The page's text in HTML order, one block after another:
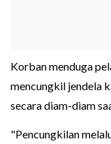
Korban menduga
mencungkil jendela
secara diam-diam
"Pencungkilan